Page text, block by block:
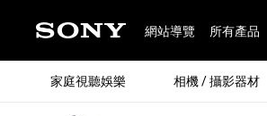
網站導覽 所有產品
家庭視聽娛樂 相機 / 攝影器材